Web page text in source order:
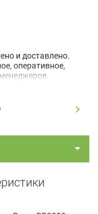
и доставлено.
оперативное,